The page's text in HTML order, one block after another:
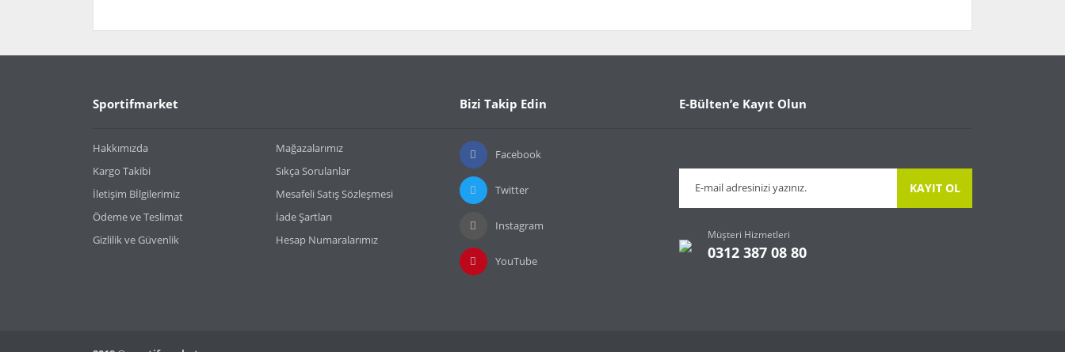
Bu ürüne ilk yorumu siz yapın!
Yorum Yaz
Bu ürünün fiyat bilgisi, resim, ürün açıklamalarında ve diğer konularda yetersiz gördüğünüz noktaları öneri formunu kullanarak tarafımıza iletebilirsiniz.
Ürün açıklamasında eksik bilgiler bulunuyor.
Ürün fiyatı diğer sitelerden daha pahalı.
Bu ürüne benzer farklı alternatifler olmalı.
Sportifmarket
Hakkımızda
Mağazalarımız
Kargo Takibi
Sıkça Sorulanlar
İletişim Bİlgilerimiz
Mesafeli Satış Sözleşmesi
Ödeme ve Teslimat
İade Şartları
Gizlilik ve Güvenlik
Hesap Numaralarımız
Bizi Takip Edin
Facebook
Twitter
Instagram
YouTube
E-Bülten’e Kayıt Olun
KAYIT OL
Müşteri Hizmetleri
0312 387 08 80